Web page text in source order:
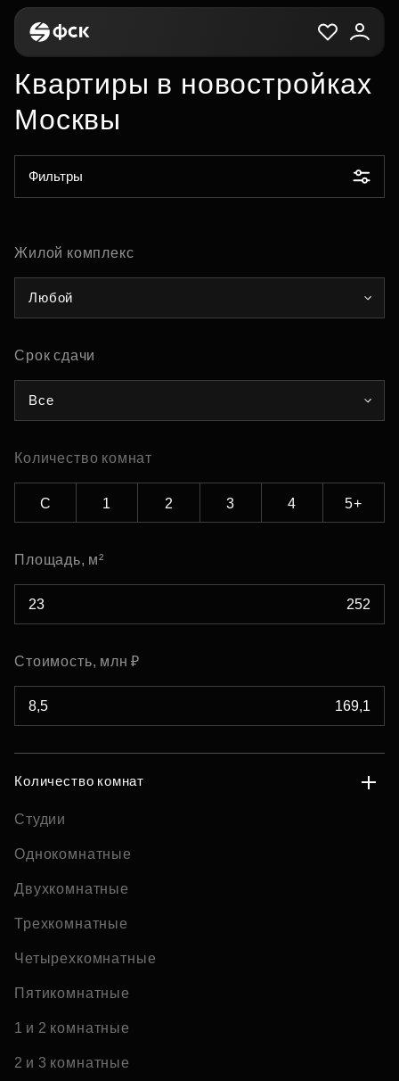
Квартиры в новостройках
Москвы
Фильтры
Жилой комплекс
Любой
Срок сдачи
Все
Количество комнат
С 1 2 3 4 5+
Площадь, м²
Стоимость, млн ₽
Количество комнат
Студии
Однокомнатные
Двухкомнатные
Трехкомнатные
Четырехкомнатные
Пятикомнатные
1 и 2 комнатные
2 и 3 комнатные